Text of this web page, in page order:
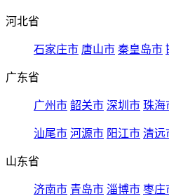
河北省
石家庄市 唐山市 秦皇岛市
广东省
广州市 韶关市 深圳市 珠海
汕尾市 河源市 阳江市 清远
山东省
济南市 青岛市 淄博市 枣庄